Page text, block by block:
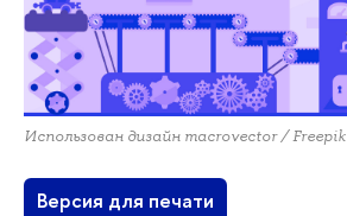
Использован дизайн macrovector / Freepik
Версия для печати